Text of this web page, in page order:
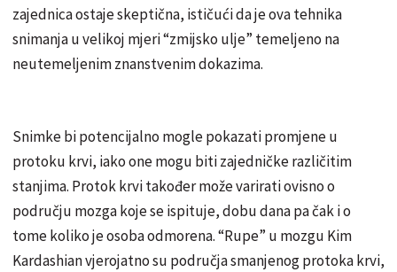
zajednica ostaje skeptična, ističući da je ova tehnika
snimanja u velikoj mjeri “zmijsko ulje” temeljeno na
neutemeljenim znanstvenim dokazima.
Snimke bi potencijalno mogle pokazati promjene u
protoku krvi, iako one mogu biti zajedničke različitim
stanjima. Protok krvi također može varirati ovisno o
području mozga koje se ispituje, dobu dana pa čak i o
tome koliko je osoba odmorena. “Rupe” u mozgu Kim
Kardashian vjerojatno su područja smanjenog protoka krvi,